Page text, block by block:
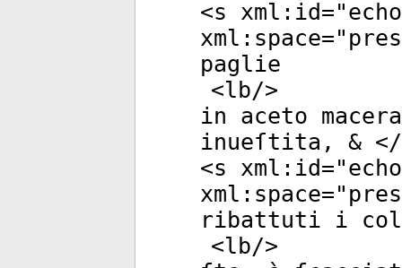
<s xml:id="
xml:space="
paglie
<lb/>
in aceto
inueſtita, & </
<s xml:id="
xml:space="
ribattuti i
<lb/>